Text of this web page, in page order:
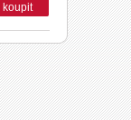
koupit